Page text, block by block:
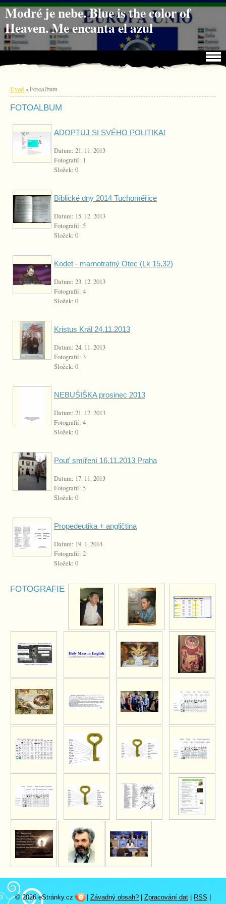
Jdi na obsah
Jdi na menu
Modré je nebe. Blue is the color of
Heaven. Me encanta el azul
Úvod»Fotoalbum
FOTOALBUM
ADOPTUJ SI SVÉHO POLITIKA!
Datum: 21. 11. 2013
Fotografií: 1
Složek: 0
Biblické dny 2014 Tuchoměřice
Datum: 15. 12. 2013
Fotografií: 5
Složek: 0
Kodet - marnotratný Otec (Lk 15,32)
Datum: 23. 12. 2013
Fotografií: 4
Složek: 0
Kristus Král 24.11.2013
Datum: 24. 11. 2013
Fotografií: 3
Složek: 0
NEBUŠIŠKA prosinec 2013
Datum: 21. 12. 2013
Fotografií: 4
Složek: 0
Pouť smíření 16.11.2013 Praha
Datum: 17. 11. 2013
Fotografií: 5
Složek: 0
Propedeutika + angličtina
Datum: 19. 1. 2014
Fotografií: 2
Složek: 0
FOTOGRAFIE
© 2026 eStránky.cz Závadný obsah? Zpracování dat RSS